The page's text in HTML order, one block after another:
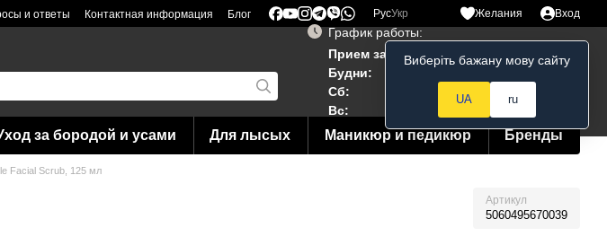
и ответы Контактная информация Блог РусУкр Желания Вход
График работы:
Прием заказов 24/7
Будни:
10:00–19:00
Сб:
12:00–18:00
Вс:
Мой заказ
за бородой и усами Для лысых Маникюр и педикюр Бренды
Facial Scrub, 125 мл
Артикул
5060495670039
Виберіть бажану мову сайту
UA ru